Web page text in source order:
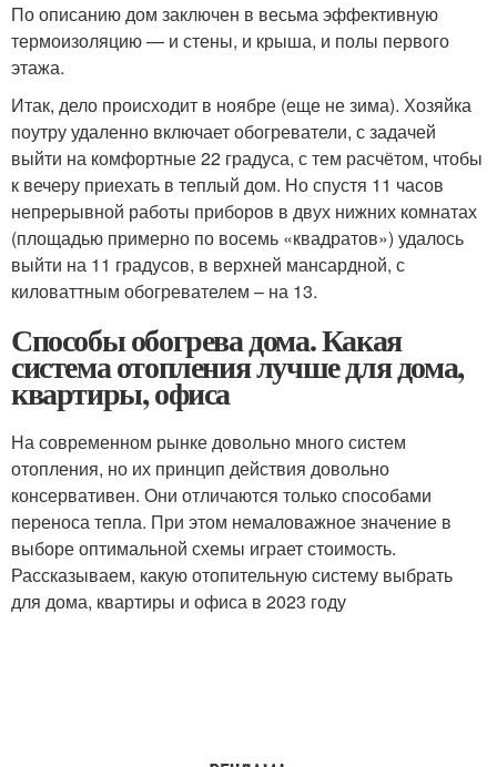
По описанию дом заключен в весьма эффективную
термоизоляцию — и стены, и крыша, и полы первого
этажа.
Итак, дело происходит в ноябре (еще не зима). Хозяйка
поутру удаленно включает обогреватели, с задачей
выйти на комфортные 22 градуса, с тем расчётом, чтобы
к вечеру приехать в теплый дом. Но спустя 11 часов
непрерывной работы приборов в двух нижних комнатах
(площадью примерно по восемь «квадратов») удалось
выйти на 11 градусов, в верхней мансардной, с
киловаттным обогревателем – на 13.
Способы обогрева дома. Какая
система отопления лучше для дома,
квартиры, офиса
На современном рынке довольно много систем
отопления, но их принцип действия довольно
консервативен. Они отличаются только способами
переноса тепла. При этом немаловажное значение в
выборе оптимальной схемы играет стоимость.
Рассказываем, какую отопительную систему выбрать
для дома, квартиры и офиса в 2023 году